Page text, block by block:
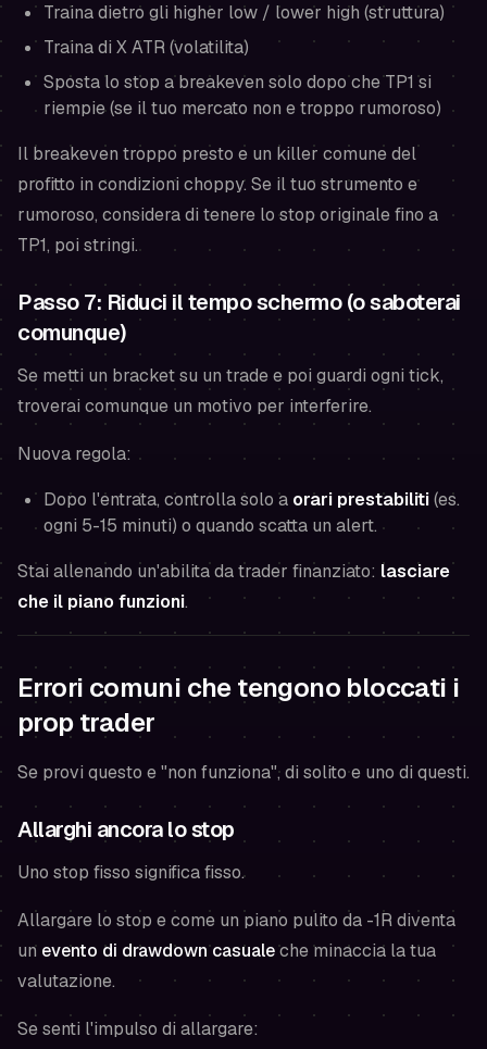
Traina dietro gli higher low / lower high (struttura)
Traina di X ATR (volatilita)
Sposta lo stop a breakeven solo dopo che TP1 si
riempie (se il tuo mercato non e troppo rumoroso)
Il breakeven troppo presto e un killer comune del
profitto in condizioni choppy. Se il tuo strumento e
rumoroso, considera di tenere lo stop originale fino a
TP1, poi stringi.
Passo 7: Riduci il tempo schermo (o saboterai
comunque)
Se metti un bracket su un trade e poi guardi ogni tick,
troverai comunque un motivo per interferire.
Nuova regola:
Dopo l'entrata, controlla solo a orari prestabiliti(es.
ogni 5-15 minuti) o quando scatta un alert.
Stai allenando un'abilita da trader finanziato: lasciare
che il piano funzioni.
Errori comuni che tengono bloccati i
prop trader
Se provi questo e "non funziona", di solito e uno di questi.
Allarghi ancora lo stop
Uno stop fisso significa fisso.
Allargare lo stop e come un piano pulito da -1R diventa
un evento di drawdown casualeche minaccia la tua
valutazione.
Se senti l'impulso di allargare: